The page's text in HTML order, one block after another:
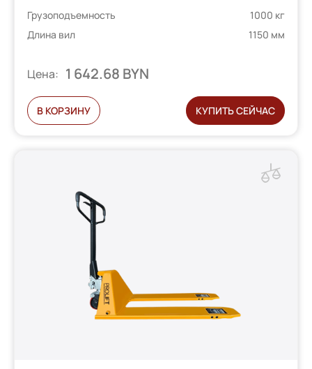
Грузоподъемность
1000 кг
Длина вил
1150 мм
Цена: 1 642.68 BYN
В КОРЗИНУ КУПИТЬ СЕЙЧАС